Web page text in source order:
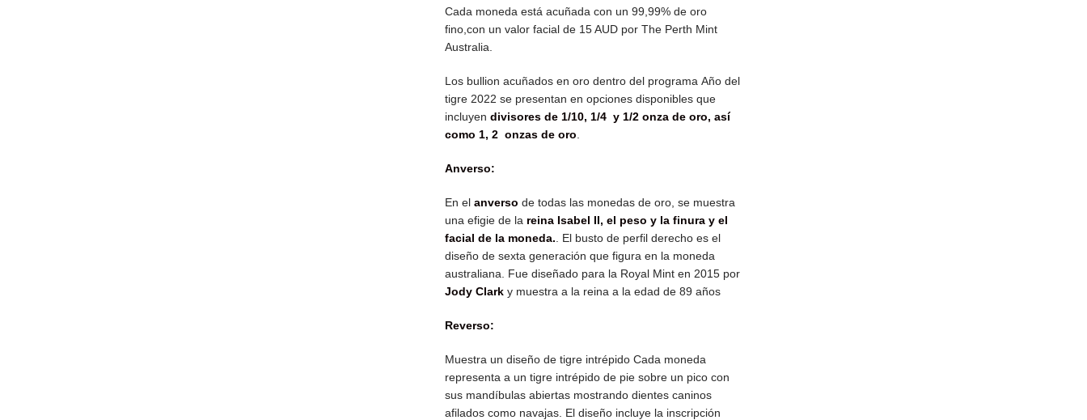
Cada moneda está acuñada con un 99,99% de oro
fino,con un valor facial de 15 AUD por The Perth Mint
Australia.
Los bullion acuñados en oro dentro del programa Año del
tigre 2022 se presentan en opciones disponibles que
incluyendivisores de 1/10, 1/4 y 1/2 onza de oro, así
como 1, 2 onzas de oro
Anverso:
En elanversode todas las monedas de oro, se muestra
una efigie de la reina Isabel II, el peso y la finura y el
facial de la moneda. . El busto de perfil derecho es el
diseño de sexta generación que figura en la moneda
australiana. Fue diseñado para la Royal Mint en 2015 por
Jody Clark y muestra a la reina a la edad de 89 años
Reverso:
Muestra un diseño de tigre intrépido Cada moneda
representa a un tigre intrépido de pie sobre un pico con
sus mandíbulas abiertas mostrando dientes caninos
afilados como navajas. El diseño incluye la inscripción